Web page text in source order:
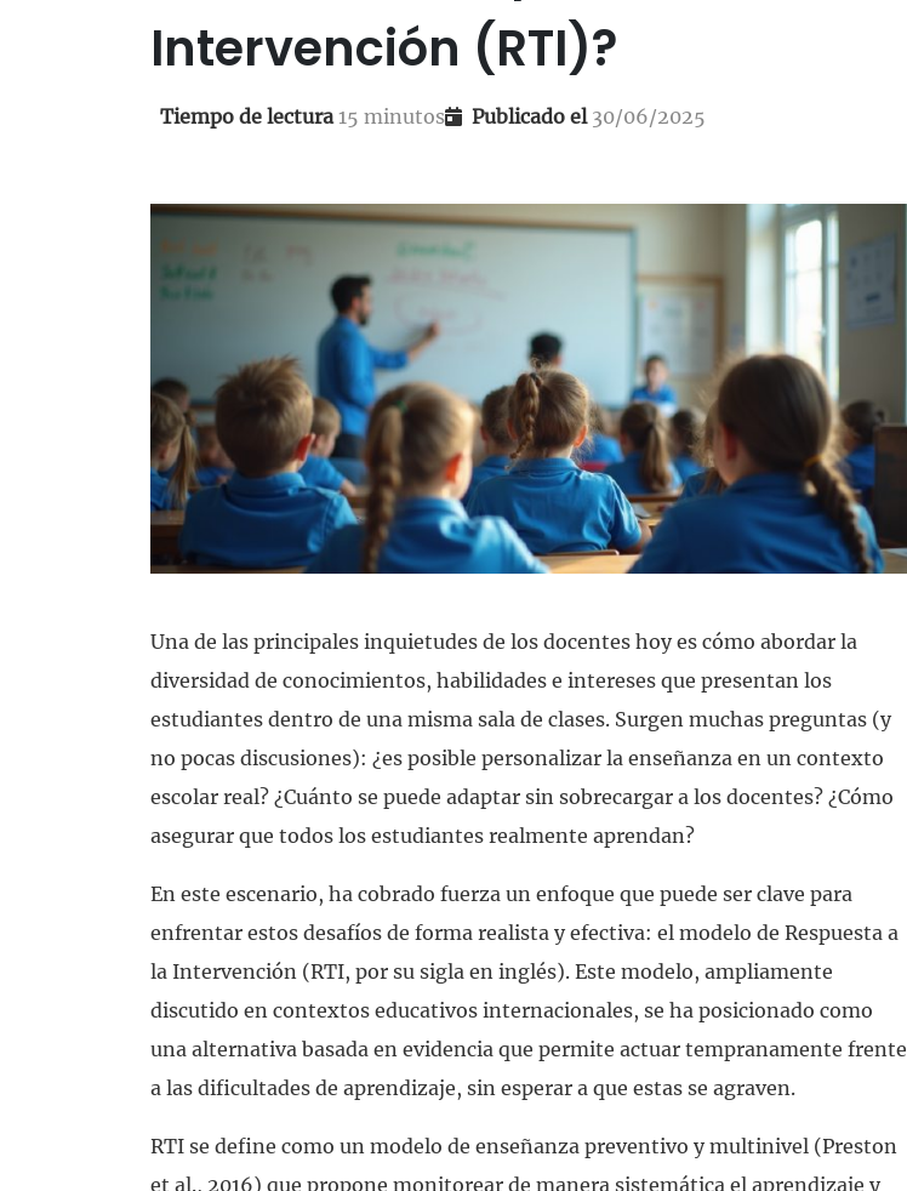
Explora todos los productos
Actividades para vacaciones
Intervención (RTI)?
Tiempo de lectura15 minutos Publicado el 30/06/2025
Una de las principales inquietudes de los docentes hoy es cómo abordar la
diversidad de conocimientos, habilidades e intereses que presentan los
estudiantes dentro de una misma sala de clases. Surgen muchas preguntas (y
no pocas discusiones): ¿es posible personalizar la enseñanza en un contexto
escolar real? ¿Cuánto se puede adaptar sin sobrecargar a los docentes? ¿Cómo
asegurar que todos los estudiantes realmente aprendan?
En este escenario, ha cobrado fuerza un enfoque que puede ser clave para
enfrentar estos desafíos de forma realista y efectiva: el modelo de Respuesta a
la Intervención (RTI, por su sigla en inglés). Este modelo, ampliamente
discutido en contextos educativos internacionales, se ha posicionado como
una alternativa basada en evidencia que permite actuar tempranamente frente
a las dificultades de aprendizaje, sin esperar a que estas se agraven.
RTI se define como un modelo de enseñanza preventivo y multinivel (Preston
et al., 2016) que propone monitorear de manera sistemática el aprendizaje y